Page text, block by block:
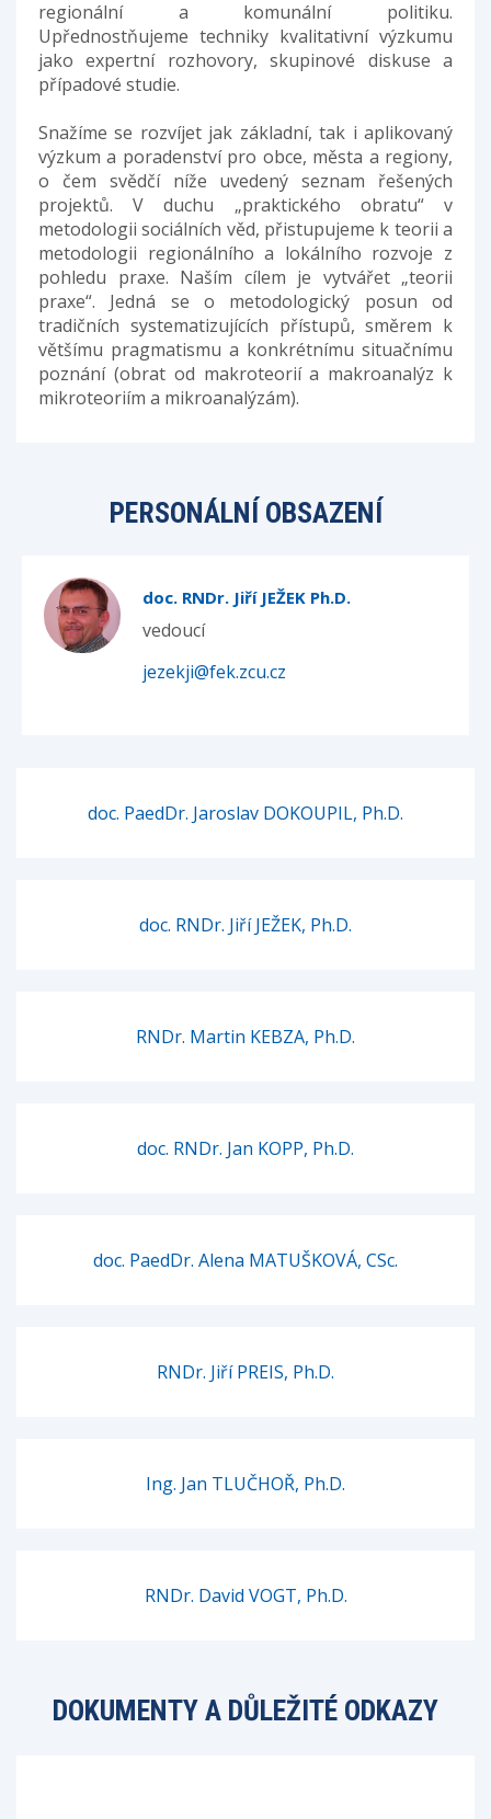
regionální a komunální politiku.
Upřednostňujeme techniky kvalitativní výzkumu
jako expertní rozhovory, skupinové diskuse a
případové studie.
Snažíme se rozvíjet jak základní, tak i aplikovaný
výzkum a poradenství pro obce, města a regiony,
o čem svědčí níže uvedený seznam řešených
projektů. V duchu „praktického obratu“ v
metodologii sociálních věd, přistupujeme k teorii a
metodologii regionálního a lokálního rozvoje z
pohledu praxe. Naším cílem je vytvářet „teorii
praxe“. Jedná se o metodologický posun od
tradičních systematizujících přístupů, směrem k
většímu pragmatismu a konkrétnímu situačnímu
poznání (obrat od makroteorií a makroanalýz k
mikroteoriím a mikroanalýzám).
PERSONÁLNÍ OBSAZENÍ
doc. RNDr. Jiří JEŽEK Ph.D.
vedoucí
jezekji@fek.zcu.cz
doc. PaedDr. Jaroslav DOKOUPIL, Ph.D.
doc. RNDr. Jiří JEŽEK, Ph.D.
RNDr. Martin KEBZA, Ph.D.
doc. RNDr. Jan KOPP, Ph.D.
doc. PaedDr. Alena MATUŠKOVÁ, CSc.
RNDr. Jiří PREIS, Ph.D.
Ing. Jan TLUČHOŘ, Ph.D.
RNDr. David VOGT, Ph.D.
DOKUMENTY A DŮLEŽITÉ ODKAZY